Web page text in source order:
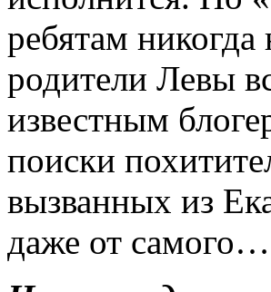
ребятам
родители Левы
известным
поиски
вызванных из
даже от